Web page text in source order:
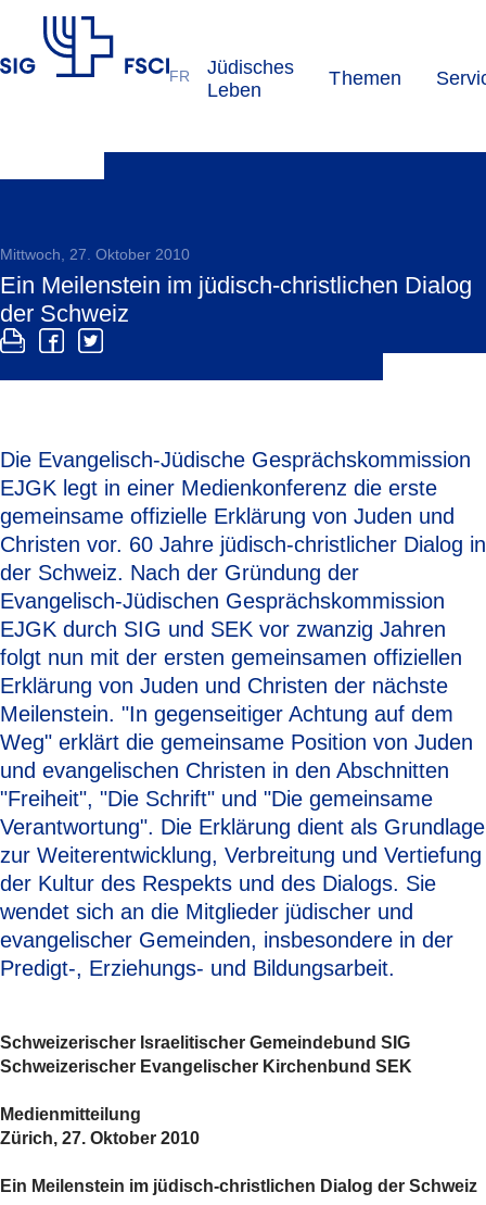
FR
Jüdisches
Leben
Themen
Mittwoch, 27. Oktober 2010
Ein Meilenstein im jüdisch-christlichen Dialog
der Schweiz
Die Evangelisch-Jüdische Gesprächskommission
EJGK legt in einer Medienkonferenz die erste
gemeinsame offizielle Erklärung von Juden und
Christen vor. 60 Jahre jüdisch-christlicher Dialog in
der Schweiz. Nach der Gründung der
Evangelisch-Jüdischen Gesprächskommission
EJGK durch SIG und SEK vor zwanzig Jahren
folgt nun mit der ersten gemeinsamen offiziellen
Erklärung von Juden und Christen der nächste
Meilenstein. "In gegenseitiger Achtung auf dem
Weg" erklärt die gemeinsame Position von Juden
und evangelischen Christen in den Abschnitten
"Freiheit", "Die Schrift" und "Die gemeinsame
Verantwortung". Die Erklärung dient als Grundlage
zur Weiterentwicklung, Verbreitung und Vertiefung
der Kultur des Respekts und des Dialogs. Sie
wendet sich an die Mitglieder jüdischer und
evangelischer Gemeinden, insbesondere in der
Predigt-, Erziehungs- und Bildungsarbeit.
Schweizerischer Israelitischer Gemeindebund SIG
Schweizerischer Evangelischer Kirchenbund SEK
Medienmitteilung
Zürich, 27. Oktober 2010
Ein Meilenstein im jüdisch-christlichen Dialog der Schweiz